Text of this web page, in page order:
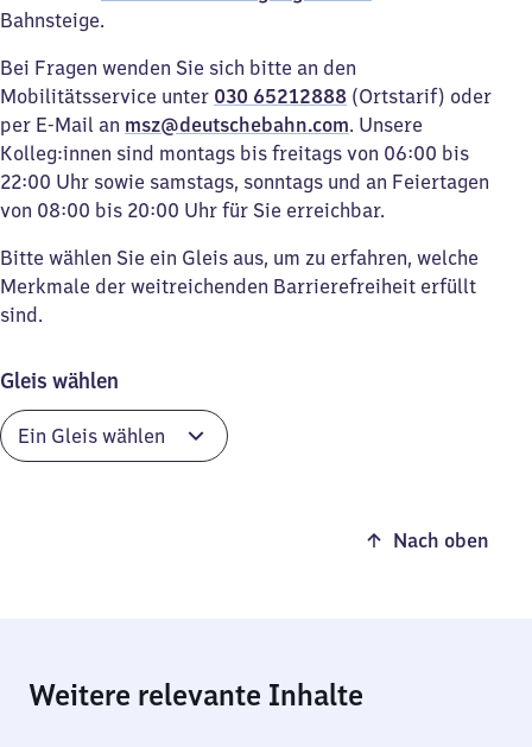
Bahnsteige.
Bei Fragen wenden Sie sich bitte an den
Mobilitätsservice unter 030 65212888 (Ortstarif) oder
per E-Mail an msz@deutschebahn.com. Unsere
Kolleg:innen sind montags bis freitags von 06:00 bis
22:00 Uhr sowie samstags, sonntags und an Feiertagen
von 08:00 bis 20:00 Uhr für Sie erreichbar.
Bitte wählen Sie ein Gleis aus, um zu erfahren, welche
Merkmale der weitreichenden Barrierefreiheit erfüllt
sind.
Gleis wählen
Nach oben
Weitere relevante Inhalte